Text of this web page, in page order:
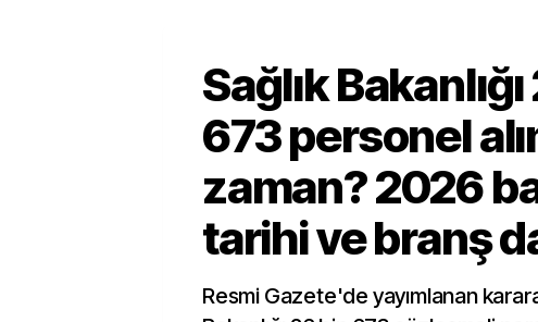
Sağlık
673 personel
zaman? 2026
tarihi ve branş
Resmi Gazete'de yayımlanan